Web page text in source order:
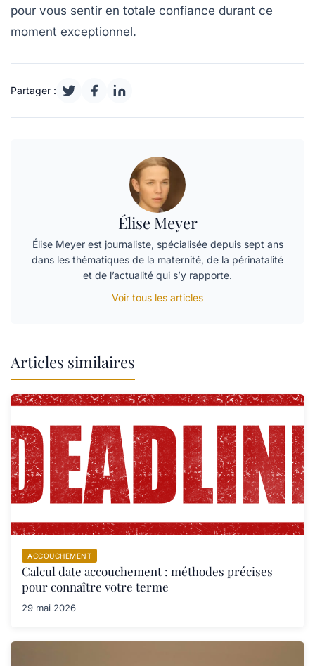
pour vous sentir en totale confiance durant ce
moment exceptionnel.
Partager :
Élise Meyer
Élise Meyer est journaliste, spécialisée depuis sept ans
dans les thématiques de la maternité, de la périnatalité
et de l’actualité qui s’y rapporte.
Voir tous les articles
Articles similaires
ACCOUCHEMENT
Calcul date accouchement : méthodes précises
pour connaître votre terme
29 mai 2026